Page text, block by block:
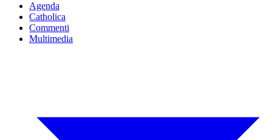
Agenda
Catholica
Commenti
Multimedia